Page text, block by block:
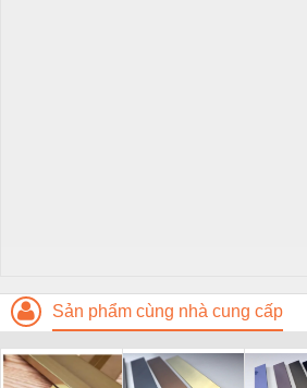
Sản phẩm cùng nhà cung cấp